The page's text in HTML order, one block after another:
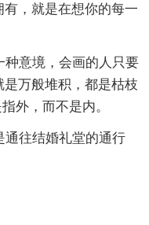
，就是在想你的每一
种意境，会画的人只要
万般堆积，都是枯枝
外，而不是内。
通往结婚礼堂的通行